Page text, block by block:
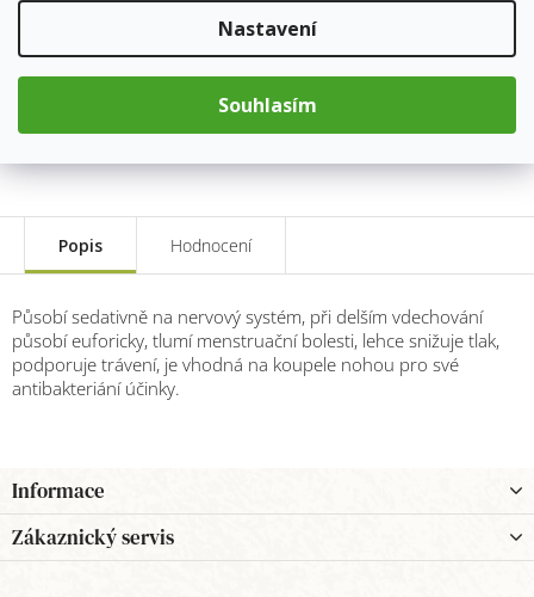
Nastavení
Souhlasím
499 Kč
Měrná
cena:
Přidat do košíku
Popis Hodnocení
Působí sedativně na nervový systém, při delším vdechování
působí euforicky, tlumí menstruační bolesti, lehce snižuje tlak,
podporuje trávení, je vhodná na koupele nohou pro své
antibakteriání účinky.
á
p
a
Informace
Zákaznický servis